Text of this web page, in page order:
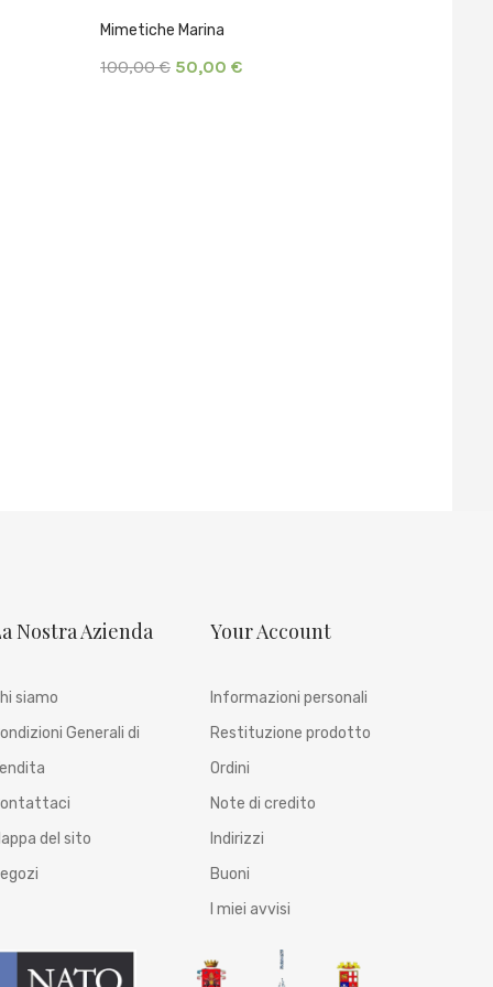
Mimetiche Marina
100,00 € 50,00 €
Nostra Azienda
siamo
Generali di
del sito
Your Account
Informazioni personali
Restituzione prodotto
Ordini
Note di credito
Indirizzi
Buoni
I miei avvisi